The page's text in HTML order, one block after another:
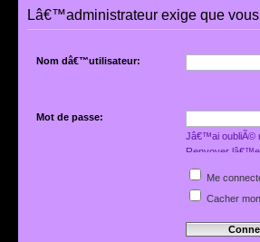
Lâ€™administrateur exige que
Nom dâ€™utilisateur:
Mot de passe:
Jâ€™ai oubliÃ©
Renvoyer
Me
Cacher